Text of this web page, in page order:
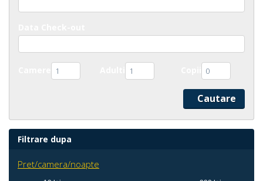
1 1 0
Filtrare dupa
Pret/camera/noapte